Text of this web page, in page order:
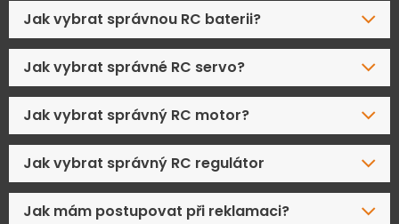
Jak vybrat správnou RC baterii?
Jak vybrat správné RC servo?
Jak vybrat správný RC motor?
Jak vybrat správný RC regulátor
Jak mám postupovat při reklamaci?